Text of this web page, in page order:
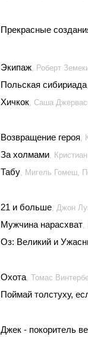
Прекрасные
Экипаж, Роберт
Польская сибириада
Хичкок, Саша
Возвращение героя,
За холмами,
Табу, Мигель Гомеш,
21 и больше, Джон
Мужчина нарасхват,
Оз: Великий и
Охота, Томас
Поймай толстуху,
Джек - покоритель